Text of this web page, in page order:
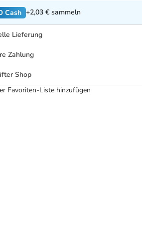
Cash +2,03 € sammeln
Lieferung
Zahlung
Shop
Favoriten-Liste hinzufügen